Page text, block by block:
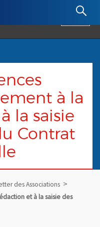
Angers.fr : Retour à l'accueil
à la
la saisie
Contrat
des Associations
et à la saisie des